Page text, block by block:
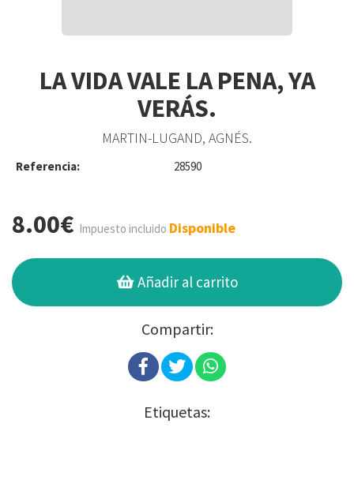
LA VIDA VALE LA PENA, YA
VERÁS.
MARTIN-LUGAND, AGNÉS.
Referencia: 28590
8.00€ Impuesto incluido Disponible
Añadir al carrito
Compartir:
Etiquetas: